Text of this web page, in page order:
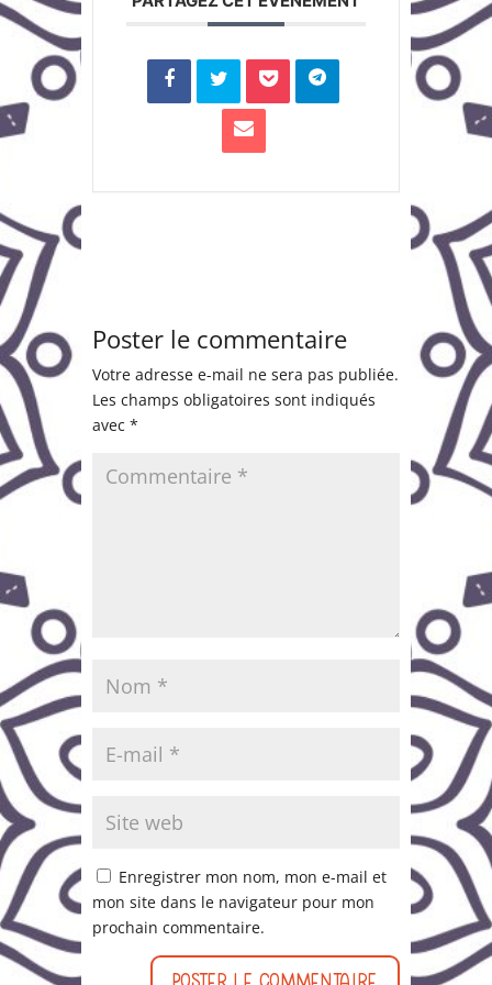
Poster le commentaire
Votre adresse e-mail ne sera pas publiée.
Les champs obligatoires sont indiqués
avec *
Enregistrer mon nom, mon e-mail et
mon site dans le navigateur pour mon
prochain commentaire.